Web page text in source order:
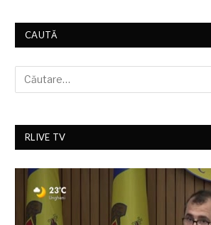
CAUTĂ
RLIVE TV